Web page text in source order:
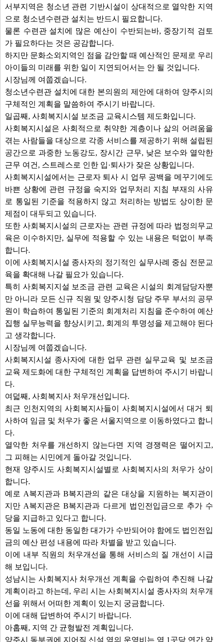
서부지역은 청소년 관련 기반시설이 상대적으로 열악한 지역
으로 청소년수련관 설치는 반드시 필요합니다.
물론 수련관 설치에 많은 예산이 수반되는바, 중장기적 검토
가 필요하다는 것은 공감합니다.
하지만 문화소외지역인 점을 감안할 때 예산적인 문제로 우리
아이들의 미래를 위한 일이 지연되어서는 안 될 것입니다.
시장님께 여쭙겠습니다.
청소년수련관 설치에 대한 본의원의 제안에 대하여 양주시의
구체적인 계획을 말씀하여 주시기 바랍니다.
일곱째, 사회복지시설 보조금 교육시스템 제도화입니다.
사회복지시설은 사회적으로 취약한 계층이나 삶의 어려움을
겪는 사람들을 대상으로 각종 서비스를 제공하기 위해 설립된
공간으로 과중한 노동강도, 장시간 근무, 낮은 보수와 열악한
근무 여건, 스트레스로 인한 입·퇴사가 잦은 상황입니다.
사회복지시설에서는 근로자 퇴사 시 업무 공백을 메꾸기에도
바쁜 상황에 관련 규정을 숙지와 업무처리 지침 부재의 사유
로 통일된 기준을 적용하지 않고 처리하는 방법도 상이한 문
제점이 대두되고 있습니다.
또한 사회복지시설의 근로자는 관련 규정에 따라 법정의무교
육은 이수하지만, 실무에 적용할 수 있는 내용은 턱없이 부족
합니다.
이에 사회복지시설 종사자의 정기적인 실무사례 중심 전문교
육을 확대해 나갈 필요가 있습니다.
특히 사회복지지설 보조금 관련 교육은 시설의 회계담당자뿐
만 아니라 모든 신규 직원 및 양주시청 담당 주무 부서의 공무
원이 학습하여 통일된 기준의 회계처리 지침을 준수하여 예산
집행 실무능력을 향상시키고, 회계의 투명성을 제고해야 된다
고 생각합니다.
시장님께 여쭙겠습니다.
사회복지시설 종사자에 대한 업무 관련 실무교육 및 보조금
교육 제도화에 대한 구체적인 계획을 답변하여 주시기 바랍니
다.
여덟째, 사회복지사 처우개선입니다.
최근 인천지역의 사회복지사들이 사회복지시설에서 대거 퇴
사하여 임금 및 처우가 좋은 서울지역으로 이동하였다고 합니
다.
열악한 처우를 개선하지 않는다면 지역 경쟁력은 떨어지고,
그 피해는 시민에게 돌아갈 것입니다.
현재 양주시도 사회복지시설별로 사회복지사의 처우가 상이
합니다.
예로 A복지관과 B복지관의 같은 대상을 지원하는 복지관이
지만 A복지관은 B복지관과 다르게 법인전입금으로 추가 수
당을 지급하고 있다고 합니다.
동일 노동에 대한 동일한 대가가 수반되어야 함에도 법인전입
금의 예산 편성 내용에 따라 차별을 받고 있습니다.
이에 내부 직원의 처우개선을 통해 서비스의 질 개선이 시급
해 보입니다.
성남시는 사회복지사 처우개선 계획을 수립하여 추진해 나갈
계획이라고 하는데, 우리 시는 사회복지시설 종사자의 처우개
선을 위해서 어떠한 계획이 있는지 궁금합니다.
이에 대해 답변하여 주시기 바랍니다.
아홉째, 지역 간 균형발전 계획입니다.
양주시 동부권에 지어질 신설 역의 운영비는 역 1곳당 연간 약